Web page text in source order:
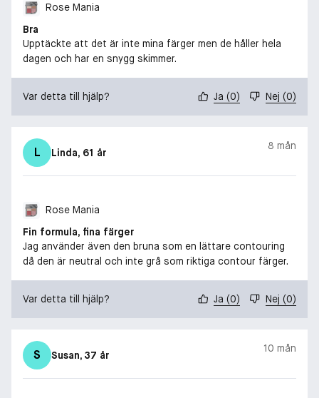
Rose Mania
Bra
Upptäckte att det är inte mina färger men de håller hela
dagen och har en snygg skimmer.
Var detta till hjälp? Ja (0) Nej (0)
L Linda, 61 år
8 mån
Rose Mania
Fin formula, fina färger
Jag använder även den bruna som en lättare contouring
då den är neutral och inte grå som riktiga contour färger.
Var detta till hjälp? Ja (0) Nej (0)
S Susan, 37 år
10 mån